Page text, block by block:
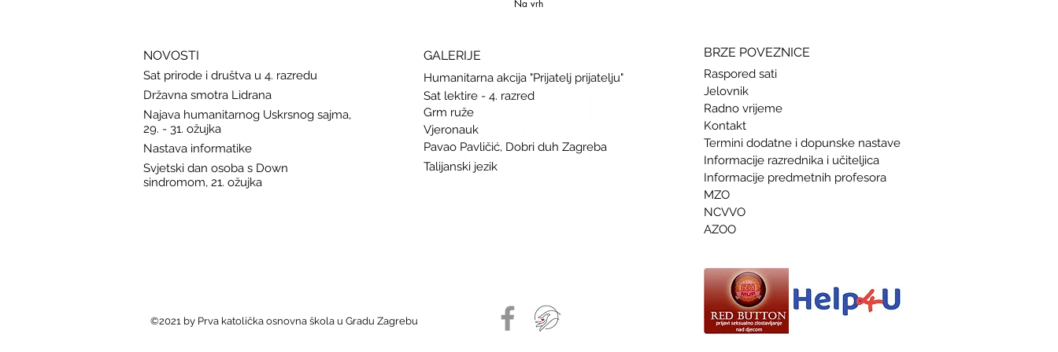
Na vrh
NOVOSTI
Sat prirode i društva u 4. razredu
Državna smotra Lidrana
Najava humanitarnog Uskrsnog sajma,
29. - 31. ožujka
Nastava informatike
Svjetski dan osoba s Down
sindromom, 21. ožujka
GALERIJE
Humanitarna akcija "Prijatelj prijatelju"
Sat lektire - 4. razred
Grm ruže
Vjeronauk
Pavao Pavličić, Dobri duh Zagreba
Talijanski jezik
©2021 by Prva katolička osnovna škola u Gradu Zagrebu
BRZE POVEZNICE
Raspored sati
Jelovnik
Radno vrijeme
Kontakt
Termini dodatne i dopunske nastave
Informacije razrednika i učiteljica
Informacije predmetnih profesora
MZO
NCVVO
AZOO